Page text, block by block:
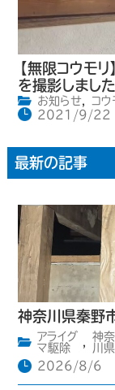
【無限コウモ
を撮影しました
お知らせ,
コウ
2021/9/22
最新の記事
神奈川県秦野
アライグ
マ駆除
,
神奈
川県
2026/8/6